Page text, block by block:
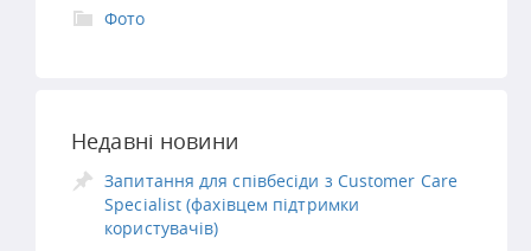
Фото
Недавні новини
Запитання для співбесіди з Customer Care
Specialist (фахівцем підтримки
користувачів)